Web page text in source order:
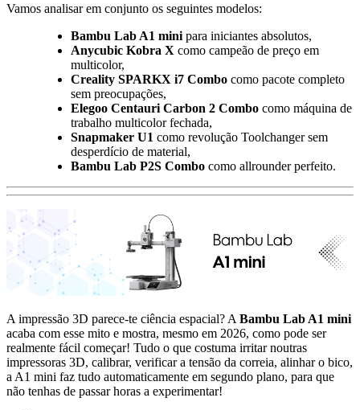
Vamos analisar em conjunto os seguintes modelos:
Bambu Lab A1 mini para iniciantes absolutos,
Anycubic Kobra X como campeão de preço em
multicolor,
Creality SPARKX i7 Combo como pacote completo
sem preocupações,
Elegoo Centauri Carbon 2 Combo como máquina de
trabalho multicolor fechada,
Snapmaker U1 como revolução Toolchanger sem
desperdício de material,
Bambu Lab P2S Combo como allrounder perfeito.
A impressão 3D parece-te ciência espacial? A Bambu Lab A1 mini
acaba com esse mito e mostra, mesmo em 2026, como pode ser
realmente fácil começar! Tudo o que costuma irritar noutras
impressoras 3D, calibrar, verificar a tensão da correia, alinhar o bico,
a A1 mini faz tudo automaticamente em segundo plano, para que
não tenhas de passar horas a experimentar!